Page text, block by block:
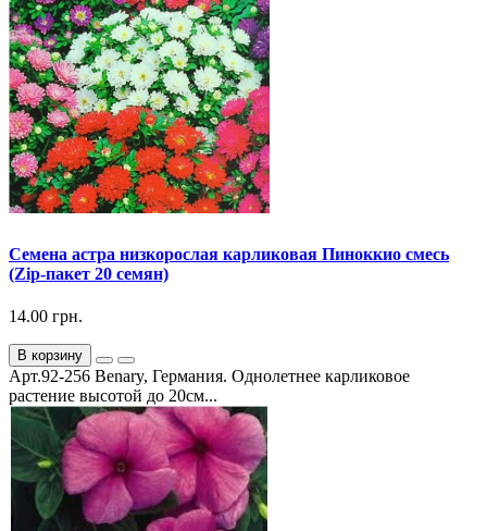
Семена астра низкорослая карликовая Пиноккио смесь
(Zip-пакет 20 семян)
14.00 грн.
В корзину
Арт.92-256 Benary, Германия. Однолетнее карликовое
растение высотой до 20см...